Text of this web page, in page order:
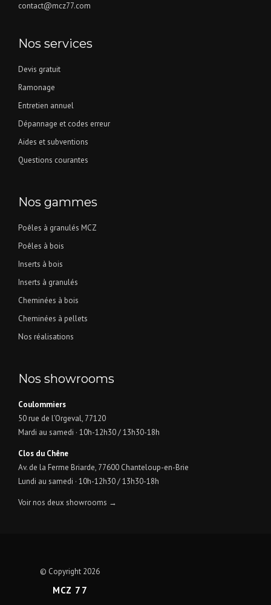
contact@mcz77.com
Nos services
Devis gratuit
Ramonage
Entretien annuel
Dépannage et codes erreur
Aides et subventions
Questions courantes
Nos gammes
Poêles à granulés MCZ
Poêles à bois
Inserts à bois
Inserts à granulés
Cheminées à bois
Cheminées à pellets
Nos réalisations
Nos showrooms
Coulommiers
50 rue de l’Orgeval, 77120
Mardi au samedi · 10h-12h30 / 13h30-18h
Clos du Chêne
Av. de la Ferme Briarde, 77600 Chanteloup-en-Brie
Lundi au samedi · 10h-12h30 / 13h30-18h
Voir nos deux showrooms →
© Copyright 2026
MCZ 77